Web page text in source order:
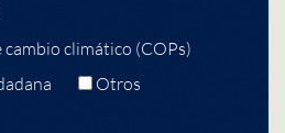
cambio climático (COPs)
Otros